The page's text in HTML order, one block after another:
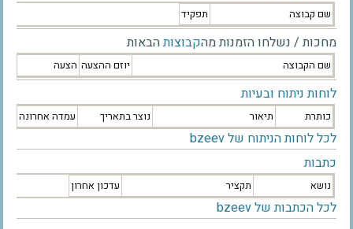
שם קבוצה תפקיד
מחכות / נשלחו הזמנות מהקבוצותהבאות
שם הקבוצה יוזם ההצעה הצעה
לוחות ניתוח ובעיות
כותרת תיאור נוצר בתאריך עמדה אחרונה
לכל לוחות הניתוח של bzeev
כתבות
נושא תקציר עדכון אחרון
לכל הכתבות של bzeev